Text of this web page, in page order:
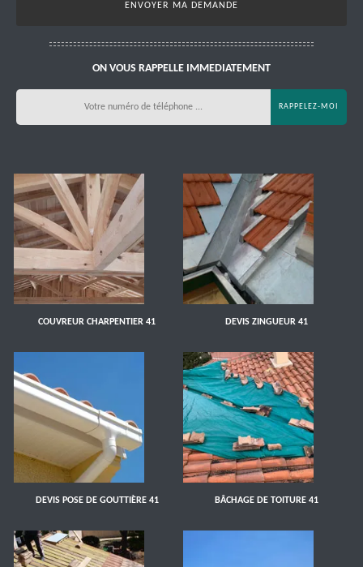
ON VOUS RAPPELLE IMMEDIATEMENT
COUVREUR CHARPENTIER 41 DEVIS ZINGUEUR 41
DEVIS POSE DE GOUTTIÈRE 41 BÂCHAGE DE TOITURE 41